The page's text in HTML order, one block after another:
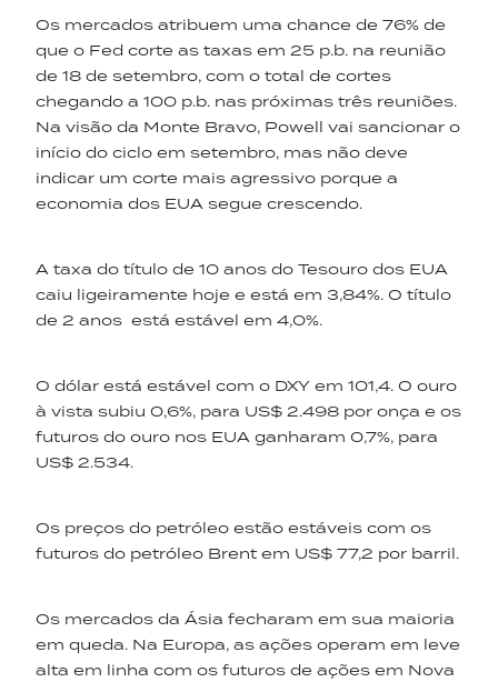
Os mercados atribuem uma chance de 76% de
que o Fed corte as taxas em 25 p.b. na reunião
de 18 de setembro, com o total de cortes
chegando a 100 p.b. nas próximas três reuniões.
Na visão da Monte Bravo, Powell vai sancionar o
início do ciclo em setembro, mas não deve
indicar um corte mais agressivo porque a
economia dos EUA segue crescendo.
A taxa do título de 10 anos do Tesouro dos EUA
caiu ligeiramente hoje e está em 3,84%. O título
de 2 anos está estável em 4,0%.
O dólar está estável com o DXY em 101,4. O ouro
à vista subiu 0,6%, para US$ 2.498 por onça e os
futuros do ouro nos EUA ganharam 0,7%, para
US$ 2.534.
Os preços do petróleo estão estáveis com os
futuros do petróleo Brent em US$ 77,2 por barril.
Os mercados da Ásia fecharam em sua maioria
em queda. Na Europa, as ações operam em leve
alta em linha com os futuros de ações em Nova